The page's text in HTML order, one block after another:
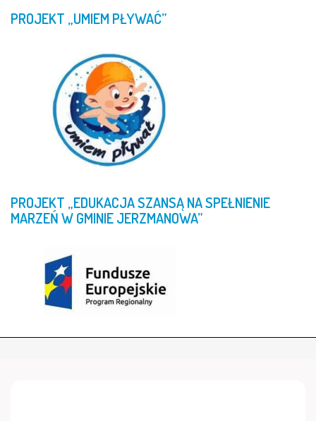
PROJEKT „UMIEMPŁYWAĆ”
PROJEKT „EDUKACJASZANSĄNASPEŁNIENIE
MARZEŃWGMINIEJERZMANOWA”